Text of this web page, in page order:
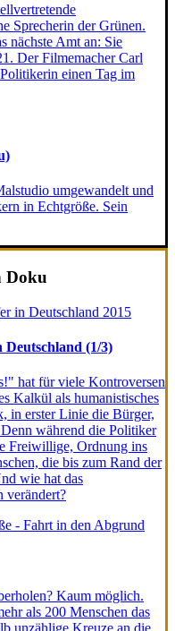
Sprecherin der Grünen.
nächste Amt an: Sie
Der Filmemacher Carl
einen Tag im
umgewandelt und
in Echtgröße. Sein
Doku
(1/3)
hat für viele Kontroversen
Kalkül als humanistisches
in erster Linie die Bürger,
während die Politiker
Freiwillige, Ordnung ins
die bis zum Rand der
wie hat das
verändert?
Kaum möglich.
als 200 Menschen das
unzählige Kreuze an die